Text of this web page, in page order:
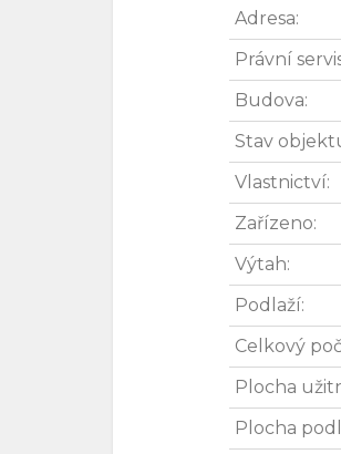
Adresa:
Právní
Budova:
Stav
Vlastnictví:
Zařízeno:
Výtah:
Podlaží:
Celkový
Plocha
Plocha